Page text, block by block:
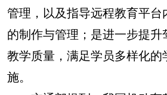
管理，以及指导远程教育平台
的制作与管理；是进一步提
教学质量，满足学员多样化
施。